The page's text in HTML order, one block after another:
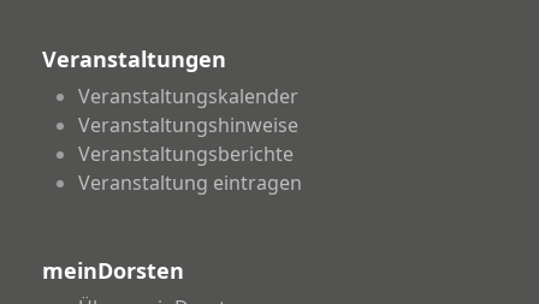
Veranstaltungen
Veranstaltungskalender
Veranstaltungshinweise
Veranstaltungsberichte
Veranstaltung eintragen
meinDorsten